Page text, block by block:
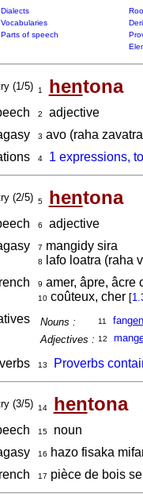
Dialects
Vocabularies
Parts of speech
(1/5) 1 hentona
2
adjective
3 avo (raha
4 1 expressions,
(2/5) 5 hentona
6
adjective
7 mangidy sira
8 lafo loatra (raha
9 amer, âpre, âcre
10coûteux, cher [
Nouns : 11 fangen
Adjectives : 12 man
13 Proverbs
(3/5) 14 hentona
15noun
16 hazo fisaka
17 pièce de bois